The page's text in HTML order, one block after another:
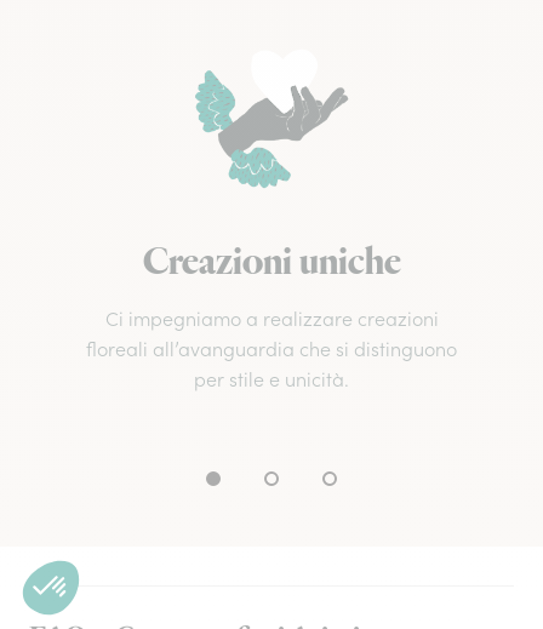
Creazioni uniche
Ci impegniamo a realizzare creazioni
floreali all’avanguardia che si distinguono
per stile e unicità.